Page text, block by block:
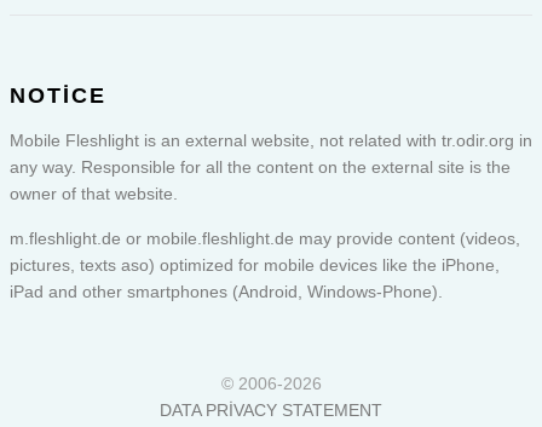
NOTICE
Mobile Fleshlight is an external website, not related with tr.odir.org in
any way. Responsible for all the content on the external site is the
owner of that website.
m.fleshlight.de or mobile.fleshlight.de may provide content (videos,
pictures, texts aso) optimized for mobile devices like the iPhone,
iPad and other smartphones (Android, Windows-Phone).
© 2006-2026
DATA PRIVACY STATEMENT